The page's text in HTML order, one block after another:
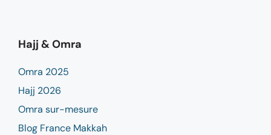
Hajj & Omra
Omra 2025
Hajj 2026
Omra sur-mesure
Blog France Makkah